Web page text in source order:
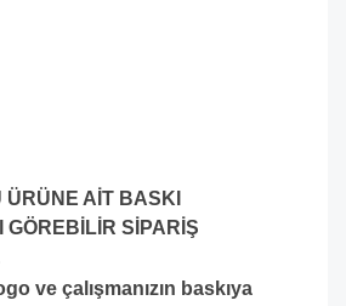
AİT BASKI
SİPARİŞ
ve çalışmanızın baskıya